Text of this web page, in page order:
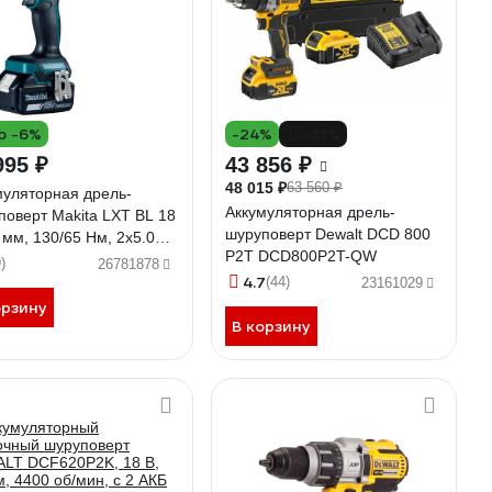
-6%
₽
дрель-
Makita LXT BL 18
мм, 130/65 Нм, 2x5.0
Makpac DDF486RTJ
26781878
-24%
43 856 ₽
48 015 ₽63 560 ₽
Аккумуляторная дрель-
шуруповерт Dewalt DCD 800
P2T DCD800P2T-QW
4.7(44) 23161029
В корзину